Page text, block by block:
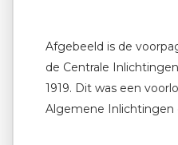
Afgebeeld is de
de Centrale
1919. Dit was een
Algemene Inlichtingen